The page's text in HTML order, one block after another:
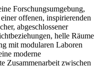
Forschungsumgebung,
offenen, inspirierenden
abgeschlossener
helle Räume
mit modularen Laboren
moderne
Zusammenarbeit zwischen